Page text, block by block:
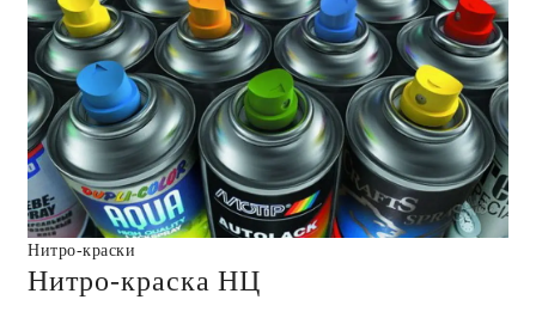
Нитро-краски
Нитро-краска НЦ